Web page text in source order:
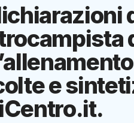
e